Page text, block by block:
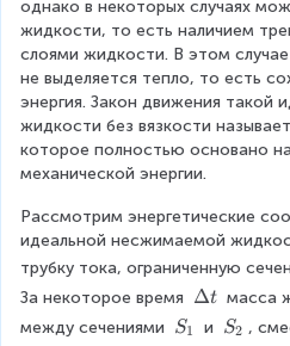
c
d
o
t
S
_
1
t
t
\
c
d
o
_
2
\
c
d
o
t
t
\
d
o
t
S
1
=
v
_
2
\
c
d
o
t
S
_
2
=
c
o
n
s
t
однако в некоторых случаях
жидкости, то есть наличием
слоями жидкости. В этом
не выделяется тепло, то есть
энергия. Закон движения такой
жидкости без вязкости
которое полностью основано
механической энергии.
Рассмотрим энергетические
идеальной несжимаемой
трубку тока, ограниченную
За некоторое время \
D
Δt масса
между сечениями S
S1 и S
S2 ,